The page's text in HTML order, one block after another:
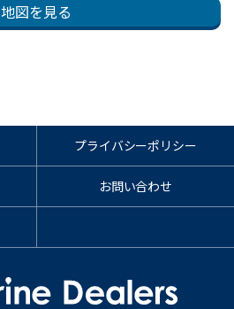
地図を見る
プライバシーポリシー
お問い合わせ